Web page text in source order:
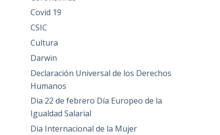
Covid 19
CSIC
Cultura
Darwin
Declaración Universal de los Derechos
Humanos
Dia 22 de febrero Día Europeo de la
Igualdad Salarial
Dia Internacional de la Mujer